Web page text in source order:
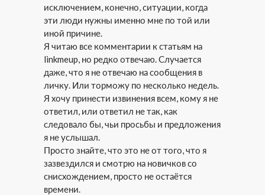
исключением, конечно, ситуации, когда
эти люди нужны именно мне по той или
иной причине.
Я читаю все комментарии к статьям на
linkmeup, но редко отвечаю. Случается
даже, что я не отвечаю на сообщения в
личку. Или торможу по несколько недель.
Я хочу принести извинения всем, кому я не
ответил, или ответил не так, как
следовало бы, чьи просьбы и предложения
я не услышал.
Просто знайте, что это не от того, что я
зазвездился и смотрю на новичков со
снисхождением, просто не остаётся
времени.